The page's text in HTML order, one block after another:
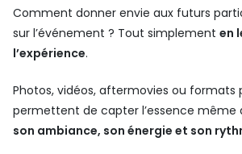
Comment donner envie aux futurs
sur l’événement ? Tout simplementen
l’expérience.
Photos, vidéos, aftermovies ou formats
permettent de capter l’essence même
son ambiance, son énergie et son